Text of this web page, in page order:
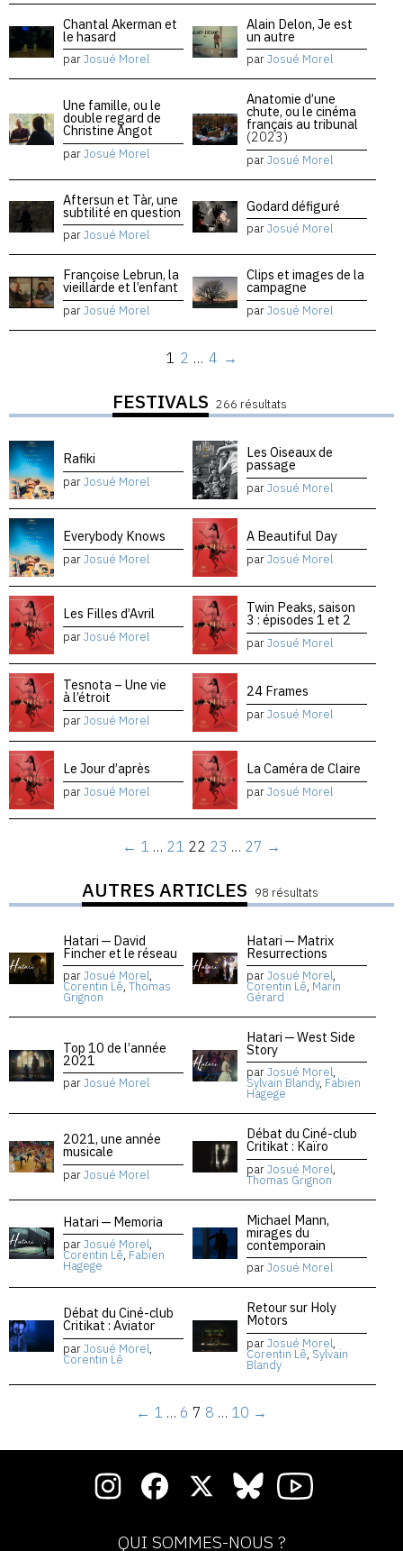
Chantal Akerman et
le hasard
parJosué Morel
Alain Delon, Je est
un autre
parJosué Morel
Une famille, ou le
double regard de
Christine Angot
parJosué Morel
Anatomie d’une
chute, ou le cinéma
français au tribunal
(2023)
parJosué Morel
Aftersun et Tàr, une
subtilité en question
parJosué Morel
Godard défiguré
parJosué Morel
Françoise Lebrun, la
vieillarde et l’enfant
parJosué Morel
Clips et images de la
campagne
parJosué Morel
1 2 … 4 →
FESTIVALS 266 résultats
Rafiki
parJosué Morel
Les Oiseaux de
passage
parJosué Morel
Everybody Knows
parJosué Morel
A Beautiful Day
parJosué Morel
Les Filles d’Avril
parJosué Morel
Twin Peaks, saison
3 : épisodes 1 et 2
parJosué Morel
Tesnota – Une vie
à l’étroit
parJosué Morel
24 Frames
parJosué Morel
Le Jour d’après
parJosué Morel
La Caméra de Claire
parJosué Morel
← 1 … 21 22 23 … 27 →
AUTRES ARTICLES 98 résultats
Hatari — David
Fincher et le réseau
parJosué Morel,
Corentin Lê, Thomas
Grignon
Hatari — Matrix
Resurrections
parJosué Morel,
Corentin Lê, Marin
Gérard
Top 10 de l’année
2021
parJosué Morel
Hatari — West Side
Story
parJosué Morel,
Sylvain Blandy, Fabien
Hagege
2021, une année
musicale
parJosué Morel
Débat du Ciné-club
Critikat : Kaïro
parJosué Morel,
Thomas Grignon
Hatari — Memoria
parJosué Morel,
Corentin Lê, Fabien
Hagege
Michael Mann,
mirages du
contemporain
parJosué Morel
Débat du Ciné-club
Critikat : Aviator
parJosué Morel,
Corentin Lê
Retour sur Holy
Motors
parJosué Morel,
Corentin Lê, Sylvain
Blandy
← 1 … 6 7 8 … 10 →
QUI SOMMES-NOUS ?